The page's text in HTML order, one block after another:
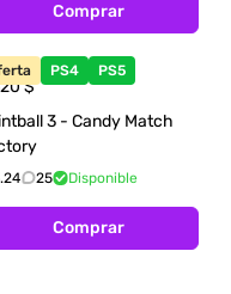
Comprar
PS4 PS5
$
3 - Candy Match
25 Disponible
Comprar